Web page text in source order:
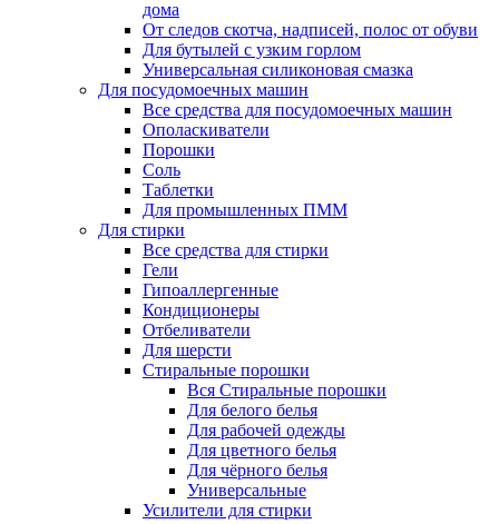
дома
От следов скотча, надписей, полос от обуви
Для бутылей с узким горлом
Универсальная силиконовая смазка
Для посудомоечных машин
Все средства для посудомоечных машин
Ополаскиватели
Порошки
Соль
Таблетки
Для промышленных ПММ
Для стирки
Все средства для стирки
Гели
Гипоаллергенные
Кондиционеры
Отбеливатели
Для шерсти
Стиральные порошки
Вся Стиральные порошки
Для белого белья
Для рабочей одежды
Для цветного белья
Для чёрного белья
Универсальные
Усилители для стирки